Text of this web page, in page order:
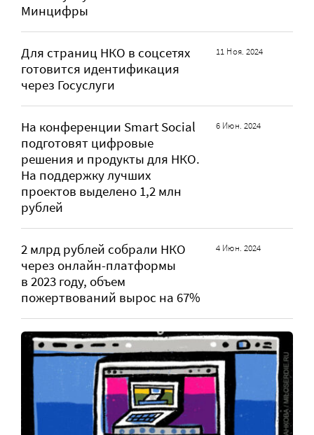
Минцифры
Для страниц НКО в соцсетях
готовится идентификация
через Госуслуги
11 Ноя. 2024
На конференции Smart Social
подготовят цифровые
решения и продукты для НКО.
На поддержку лучших
проектов выделено 1,2 млн
рублей
6 Июн. 2024
2 млрд рублей собрали НКО
через онлайн-платформы
в 2023 году, объем
пожертвований вырос на 67%
4 Июн. 2024